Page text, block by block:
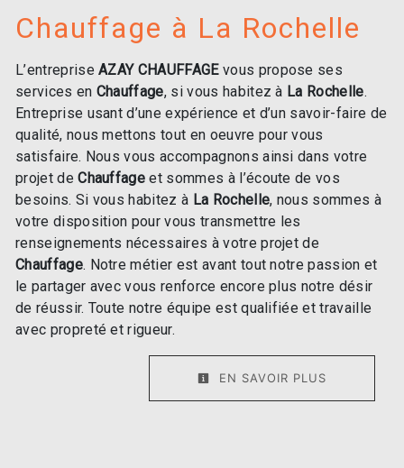
Chauffage à La Rochelle
L’entrepriseAZAY CHAUFFAGEvous propose ses
services en Chauffage, si vous habitez à La Rochelle.
Entreprise usant d’une expérience et d’un savoir-faire de
qualité, nous mettons tout en oeuvre pour vous
satisfaire. Nous vous accompagnons ainsi dans votre
projet deChauffage et sommes à l’écoute de vos
besoins. Si vous habitez à La Rochelle, nous sommes à
votre disposition pour vous transmettre les
renseignements nécessaires à votre projet de
Chauffage. Notre métier est avant tout notre passion et
le partager avec vous renforce encore plus notre désir
de réussir. Toute notre équipe est qualifiée et travaille
avec propreté et rigueur.
EN SAVOIR PLUS